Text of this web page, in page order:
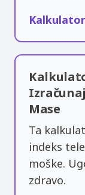
Mase
Ta
indeks
moške.
zdravo.